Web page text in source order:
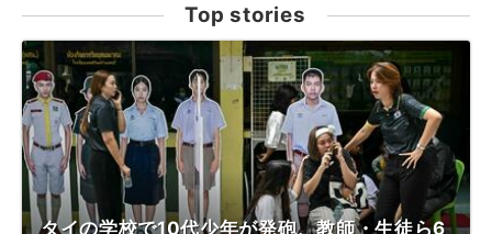
Top stories
タイの学校で10代少年が発砲、教師・生徒ら6